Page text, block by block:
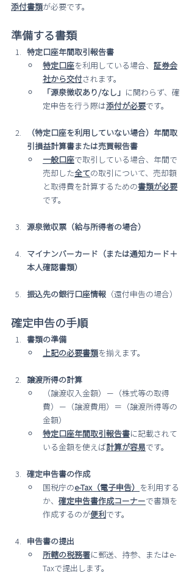
添付書類が必要です。
準備する書類
特定口座年間取引報告書
特定口座を利用している場合、 証券会
社から交付されます。
「源泉徴収あり/なし」 に関わらず、確
定申告を行う際は添付が必要です。
（特定口座を利用していない場合）年間取
引損益計算書または売買報告書
一般口座で取引している場合、年間で
売却した全ての取引について、売却額
と取得費を計算するための書類が必要
です。
源泉徴収票（給与所得者の場合）
マイナンバーカード（または通知カード＋
本人確認書類）
振込先の銀行口座情報 （還付申告の場合）
確定申告の手順
書類の準備
上記の必要書類を揃えます。
譲渡所得の計算
（譲渡収入金額）－（株式等の取得
費）－（譲渡費用）＝（譲渡所得等の
金額）
特定口座年間取引報告書に記載されて
いる金額を使えば計算が容易です。
確定申告書の作成
国税庁のe-Tax（電子申告） を利用する
か、 確定申告書作成コーナーで書類を
作成するのが便利です。
申告書の提出
所轄の税務署に郵送、持参、またはe-
Taxで提出します。